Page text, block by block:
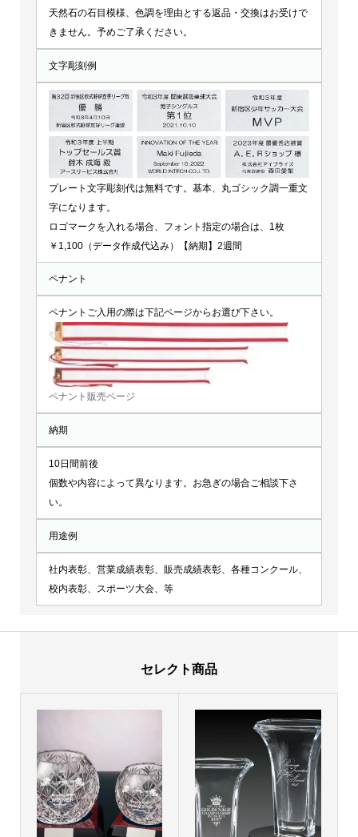
天然石の石目模様、色調を理由とする返品・交換はお受けで
きません。予めご了承ください。
文字彫刻例
プレート文字彫刻代は無料です。基本、丸ゴシック調一重文
字になります。
ロゴマークを入れる場合、フォント指定の場合は、1枚
￥1,100（データ作成代込み）【納期】2週間
ペナント
ペナントご入用の際は下記ページからお選び下さい。
ペナント販売ページ
納期
10日間前後
個数や内容によって異なります。お急ぎの場合ご相談下さ
い。
用途例
社内表彰、営業成績表彰、販売成績表彰、各種コンクール、
校内表彰、スポーツ大会、等
セレクト商品